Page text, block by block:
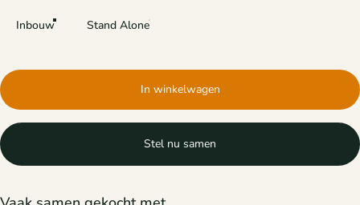
Inbouw Stand Alone
In winkelwagen
Stel nu samen